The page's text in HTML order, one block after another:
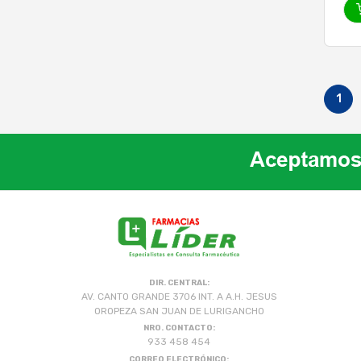
1
DIR. CENTRAL:
AV. CANTO GRANDE 3706 INT. A A.H. JESUS
OROPEZA SAN JUAN DE LURIGANCHO
NRO. CONTACTO:
933 458 454